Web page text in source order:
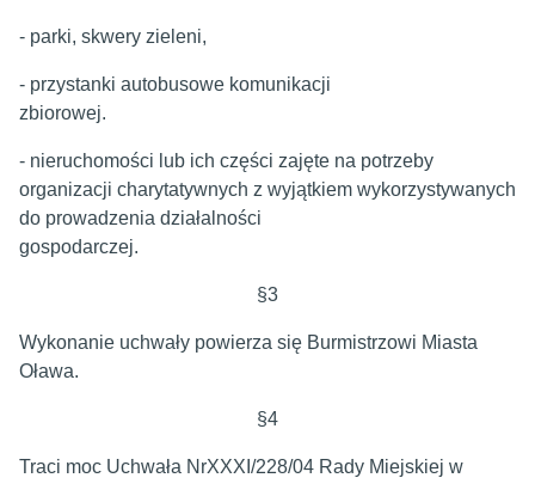
- parki, skwery zieleni,
- przystanki autobusowe komunikacji
zbiorowej.
- nieruchomości lub ich części zajęte na potrzeby
organizacji charytatywnych z wyjątkiem wykorzystywanych
do prowadzenia działalności
gospodarczej.
§3
Wykonanie uchwały powierza się Burmistrzowi Miasta
Oława.
§4
Traci moc Uchwała NrXXXI/228/04 Rady Miejskiej w